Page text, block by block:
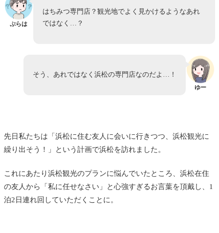
ぷらは
はちみつ専門店？観光地でよく見かけるようなあれ
ではなく…？
ゆー
そう、あれではなく浜松の専門店なのだよ…！
先日私たちは「 浜松に住む友人に会いに行きつつ、浜松観光に
繰り出そう！」という計画で浜松を訪れました。
これにあたり浜松観光のプランに悩んでいたところ、浜松在住
の友人から「私に任せなさい」と心強すぎるお言葉を頂戴し、1
泊2日連れ回していただくことに。